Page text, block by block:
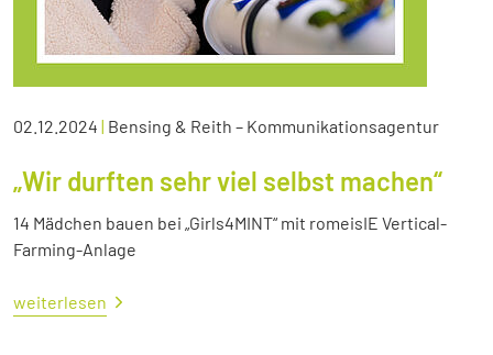
02.12.2024 | Bensing & Reith – Kommunikationsagentur
„Wir durften sehr viel selbst machen“
14 Mädchen bauen bei „Girls4MINT“ mit romeisIE Vertical-
Farming-Anlage
weiterlesen